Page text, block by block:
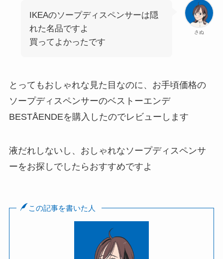
さぬ
IKEAのソープディスペンサーは隠
れた名品ですよ
買ってよかったです
とってもおしゃれな見た目なのに、お手頃価格の
ソープディスペンサーのベストーエンデ
BESTÅENDEを購入したのでレビューします
液だれしないし、おしゃれなソープディスペンサ
ーをお探しでしたらおすすめですよ
この記事を書いた人